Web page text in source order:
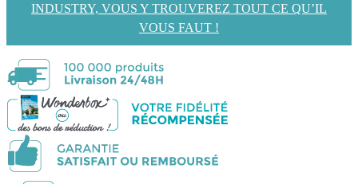
INDUSTRY, VOUS Y TROUVEREZ TOUT CE QU’IL
VOUS FAUT !